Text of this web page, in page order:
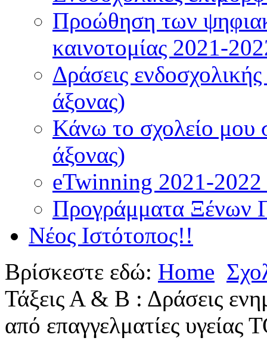
Προώθηση των
καινοτομίας 2021-
Δράσεις
άξονας)
Κάνω το σχολείο μου
άξονας)
eTwinning 2021-
Προγράμματα Ξένων
Νέος Ιστότοπος!!
Βρίσκεστε εδώ: Home
Τάξεις Α & Β : Δράσεις
από επαγγελματίες